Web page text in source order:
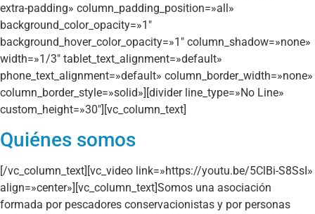
extra-padding» column_padding_position=»all»
background_color_opacity=»1″
background_hover_color_opacity=»1″ column_shadow=»none»
width=»1/3″ tablet_text_alignment=»default»
phone_text_alignment=»default» column_border_width=»none»
column_border_style=»solid»][divider line_type=»No Line»
custom_height=»30″][vc_column_text]
Quiénes somos
[/vc_column_text][vc_video link=»https://youtu.be/5ClBi-S8SsI»
align=»center»][vc_column_text]Somos una asociación
formada por pescadores conservacionistas y por personas